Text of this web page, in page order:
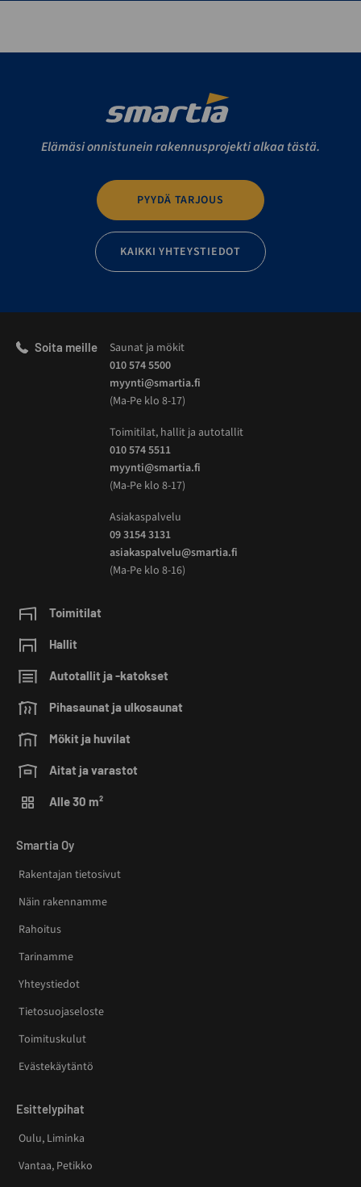
Elämäsi onnistunein rakennusprojekti alkaa tästä.
PYYDÄ TARJOUS
KAIKKI YHTEYSTIEDOT
Soita meille
Saunat ja mökit
010 574 5500
myynti@smartia.fi
(Ma-Pe klo 8-17)
Toimitilat, hallit ja autotallit
010 574 5511
myynti@smartia.fi
(Ma-Pe klo 8-17)
Asiakaspalvelu
09 3154 3131
asiakaspalvelu@smartia.fi
(Ma-Pe klo 8-16)
Toimitilat
Hallit
Autotallit ja -katokset
Pihasaunat ja ulkosaunat
Mökit ja huvilat
Aitat ja varastot
Alle 30 m²
Smartia Oy
Rakentajan tietosivut
Näin rakennamme
Rahoitus
Tarinamme
Yhteystiedot
Tietosuojaseloste
Toimituskulut
Evästekäytäntö
Esittelypihat
Oulu, Liminka
Vantaa, Petikko